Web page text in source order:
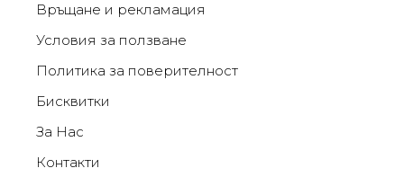
Weberest
Връщане и рекламация
Условия за ползване
Политика за поверителност
Бисквитки
За Нас
Контакти